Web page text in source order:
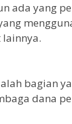
ada yang
bagian
dana